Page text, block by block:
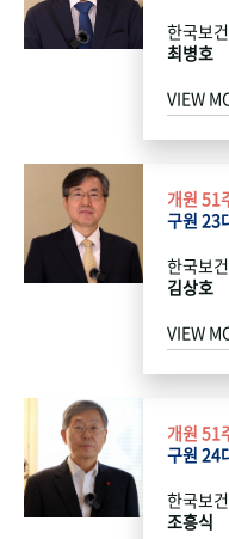
한국보
최병호
VIEW
개원 51
구원 23
한국보
김상호
VIEW
개원 51
구원 24
한국보
조흥식